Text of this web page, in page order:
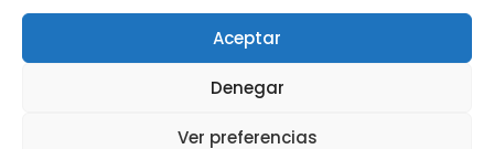
Aceptar
Denegar
Ver preferencias
CONTACTAR